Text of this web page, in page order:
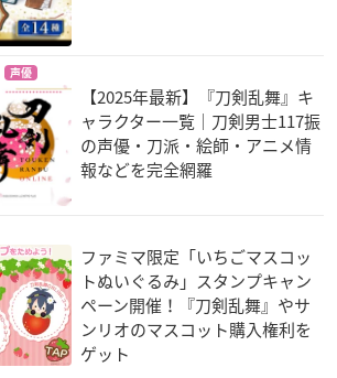
声優
【2025年最新】『刀剣乱舞』キ
ャラクター一覧｜刀剣男士117振
の声優・刀派・絵師・アニメ情
報などを完全網羅
ファミマ限定「いちごマスコッ
トぬいぐるみ」スタンプキャン
ペーン開催！『刀剣乱舞』やサ
ンリオのマスコット購入権利を
ゲット